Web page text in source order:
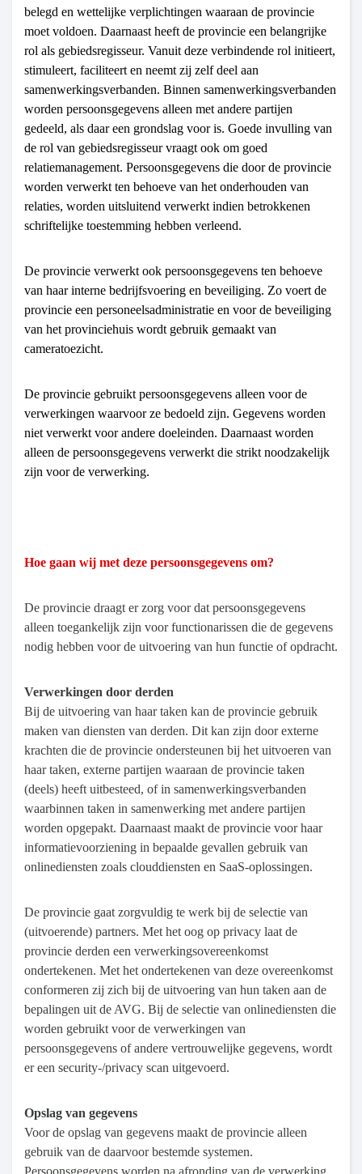
belegd en wettelijke verplichtingen waaraan de provincie
moet voldoen. Daarnaast heeft de provincie een belangrijke
rol als gebiedsregisseur. Vanuit deze verbindende rol initieert,
stimuleert, faciliteert en neemt zij zelf deel aan
samenwerkingsverbanden. Binnen samenwerkingsverbanden
worden persoonsgegevens alleen met andere partijen
gedeeld, als daar een grondslag voor is. Goede invulling van
de rol van gebiedsregisseur vraagt ook om goed
relatiemanagement. Persoonsgegevens die door de provincie
worden verwerkt ten behoeve van het onderhouden van
relaties, worden uitsluitend verwerkt indien betrokkenen
schriftelijke toestemming hebben verleend.
De provincie verwerkt ook persoonsgegevens ten behoeve
van haar interne bedrijfsvoering en beveiliging. Zo voert de
provincie een personeelsadministratie en voor de beveiliging
van het provinciehuis wordt gebruik gemaakt van
cameratoezicht.
De provincie gebruikt persoonsgegevens alleen voor de
verwerkingen waarvoor ze bedoeld zijn. Gegevens worden
niet verwerkt voor andere doeleinden. Daarnaast worden
alleen de persoonsgegevens verwerkt die strikt noodzakelijk
zijn voor de verwerking.
Hoe gaan wij met deze persoonsgegevens om?
De provincie draagt er zorg voor dat persoonsgegevens
alleen toegankelijk zijn voor functionarissen die de gegevens
nodig hebben voor de uitvoering van hun functie of opdracht.
Verwerkingen door derden
Bij de uitvoering van haar taken kan de provincie gebruik
maken van diensten van derden. Dit kan zijn door externe
krachten die de provincie ondersteunen bij het uitvoeren van
haar taken, externe partijen waaraan de provincie taken
(deels) heeft uitbesteed, of in samenwerkingsverbanden
waarbinnen taken in samenwerking met andere partijen
worden opgepakt. Daarnaast maakt de provincie voor haar
informatievoorziening in bepaalde gevallen gebruik van
onlinediensten zoals clouddiensten en SaaS-oplossingen.
De provincie gaat zorgvuldig te werk bij de selectie van
(uitvoerende) partners. Met het oog op privacy laat de
provincie derden een verwerkingsovereenkomst
ondertekenen. Met het ondertekenen van deze overeenkomst
conformeren zij zich bij de uitvoering van hun taken aan de
bepalingen uit de AVG. Bij de selectie van onlinediensten die
worden gebruikt voor de verwerkingen van
persoonsgegevens of andere vertrouwelijke gegevens, wordt
er een security-/privacy scan uitgevoerd.
Opslag van gegevens
Voor de opslag van gegevens maakt de provincie alleen
gebruik van de daarvoor bestemde systemen.
Persoonsgegevens worden na afronding van de verwerking